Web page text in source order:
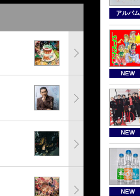
アルバム
NEW
NEW
NEW